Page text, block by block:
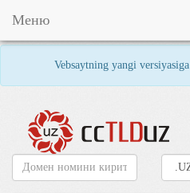
Vebsaytning yangi
Меню